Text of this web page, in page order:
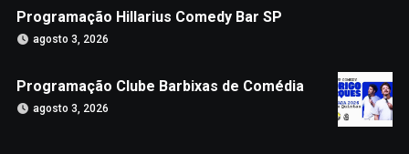
Programação Hillarius Comedy Bar SP
agosto 3, 2026
Programação Clube Barbixas de Comédia
agosto 3, 2026